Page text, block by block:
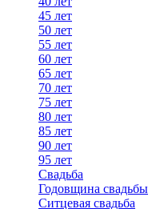
45 лет
50 лет
55 лет
60 лет
65 лет
70 лет
75 лет
80 лет
85 лет
90 лет
95 лет
Свадьба
Годовщина свадьбы
Ситцевая свадьба